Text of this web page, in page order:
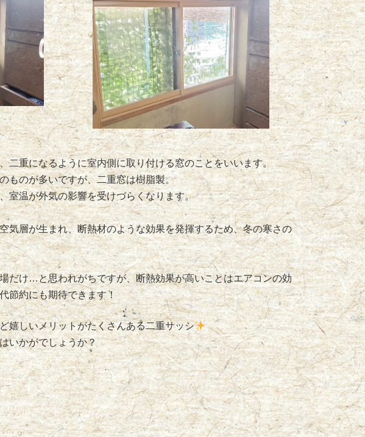
二重になるように室内側に取り付ける窓のことをいいます。
ものが多いですが、二重窓は樹脂製。
室温が外気の影響を受けづらくなります。
気層が生まれ、断熱材のような効果を発揮するため、冬の寒さの
だけ…と思われがちですが、断熱効果が高いことはエアコンの効
節約にも期待できます！
嬉しいメリットがたくさんある二重サッシ
いかがでしょうか？